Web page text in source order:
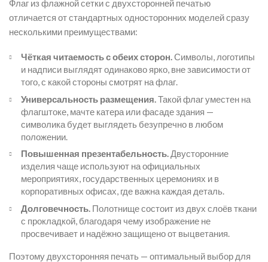
Флаг из флажной сетки с двухсторонней печатью
отличается от стандартных односторонних моделей сразу
несколькими преимуществами:
Чёткая читаемость с обеих сторон.Символы, логотипы
и надписи выглядят одинаково ярко, вне зависимости от
того, с какой стороны смотрят на флаг.
Универсальность размещения. Такой флаг уместен на
флагштоке, мачте катера или фасаде здания —
символика будет выглядеть безупречно в любом
положении.
Повышенная презентабельность. Двусторонние
изделия чаще используют на официальных
мероприятиях, государственных церемониях и в
корпоративных офисах, где важна каждая деталь.
Долговечность. Полотнище состоит из двух слоёв ткани
с прокладкой, благодаря чему изображение не
просвечивает и надёжно защищено от выцветания.
Поэтому двухсторонняя печать — оптимальный выбор для